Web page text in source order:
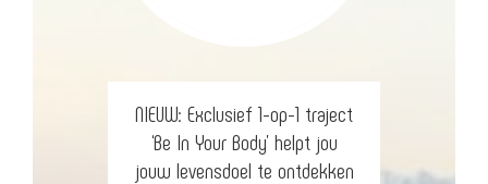
NIEUW: Exclusief 1-op-1 traject
‘Be In Your Body’ helpt jou
jouw levensdoel te ontdekken